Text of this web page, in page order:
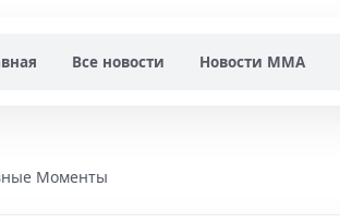
Все новости Новости MMA
Моменты